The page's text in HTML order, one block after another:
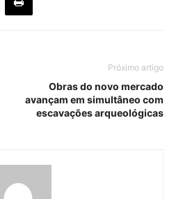
Próximo artigo
Obras do novo mercado
avançam em simultâneo com
escavações arqueológicas